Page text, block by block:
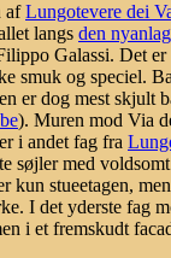
afLungotevere dei
langs den
Galassi. Det
smuk og speciel.
er dog mest skjult
). Muren mod Via
i andet fag fra
søjler med
stueetagen,
I det yderste fag
i et fremskudt